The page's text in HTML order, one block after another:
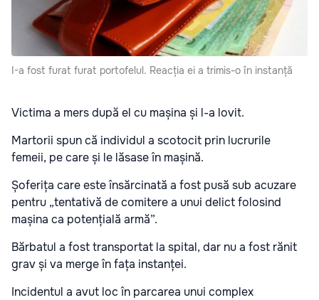
I-a fost furat furat portofelul. Reacția ei a trimis-o în instanță
Victima a mers după el cu mașina și l-a lovit.
Martorii spun că individul a scotocit prin lucrurile
femeii, pe care și le lăsase în mașină.
Șoferița care este însărcinată a fost pusă sub acuzare
pentru „tentativă de comitere a unui delict folosind
mașina ca potențială armă”.
Bărbatul a fost transportat la spital, dar nu a fost rănit
grav și va merge în fața instanței.
Incidentul a avut loc în parcarea unui complex